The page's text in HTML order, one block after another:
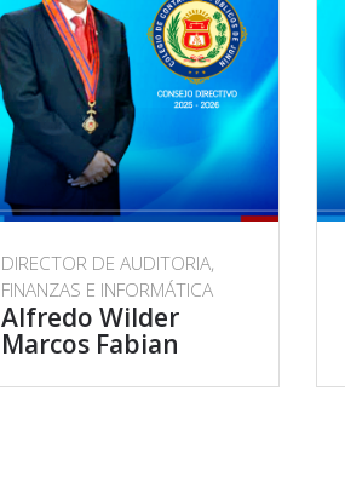
DIRECTOR DE AUDITORIA,
FINANZAS E INFORMÁTICA
Alfredo Wilder
Marcos Fabian